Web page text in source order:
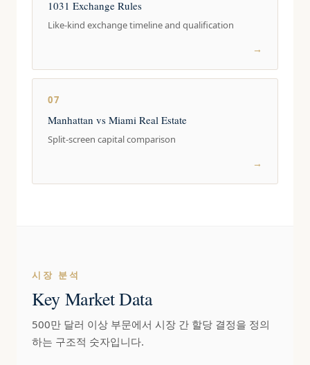
1031 Exchange Rules
Like-kind exchange timeline and qualification
→
07
Manhattan vs Miami Real Estate
Split-screen capital comparison
→
시장 분석
Key Market Data
500만 달러 이상 부문에서 시장 간 할당 결정을 정의
하는 구조적 숫자입니다.